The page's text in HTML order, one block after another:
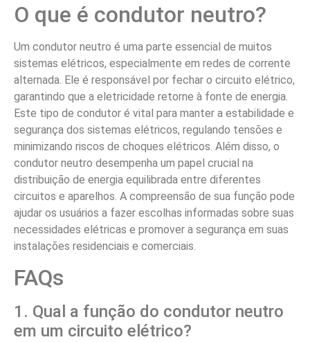
O que é condutor neutro?
Um condutor neutro é uma parte essencial de muitos
sistemas elétricos, especialmente em redes de corrente
alternada. Ele é responsável por fechar o circuito elétrico,
garantindo que a eletricidade retorne à fonte de energia.
Este tipo de condutor é vital para manter a estabilidade e
segurança dos sistemas elétricos, regulando tensões e
minimizando riscos de choques elétricos. Além disso, o
condutor neutro desempenha um papel crucial na
distribuição de energia equilibrada entre diferentes
circuitos e aparelhos. A compreensão de sua função pode
ajudar os usuários a fazer escolhas informadas sobre suas
necessidades elétricas e promover a segurança em suas
instalações residenciais e comerciais.
FAQs
1. Qual a função do condutor neutro
em um circuito elétrico?